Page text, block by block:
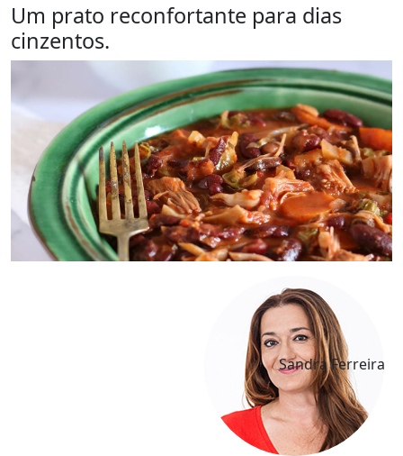
Um prato reconfortante para dias
cinzentos.
Sandra Ferreira